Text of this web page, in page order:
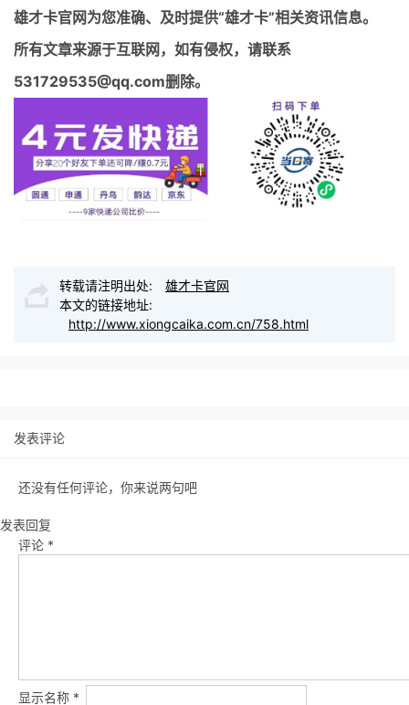
雄才卡官网为您准确、及时提供“雄才卡”相关资讯信息。
所有文章来源于互联网，如有侵权，请联系
531729535@qq.com删除。
转载请注明出处:
雄才卡官网
本文的链接地址:
http://www.xiongcaika.com.cn/758.html
发表评论
还没有任何评论，你来说两句吧
发表回复
评论 *
显示名称 *